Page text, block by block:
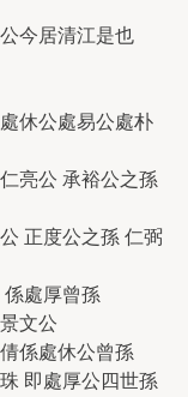
今居清江是也
休公處易公處朴
亮公 承裕公之孫
正度公之孫 仁弼
處厚曾孫
文公
係處休公曾孫
即處厚公四世孫